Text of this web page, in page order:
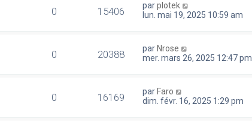
0 15406 parplotek
lun. mai 19, 2025 10:59 am
0 20388 par Nrose
mer. mars 26, 2025 12:47 pm
0 16169 par Faro
dim. févr. 16, 2025 1:29 pm